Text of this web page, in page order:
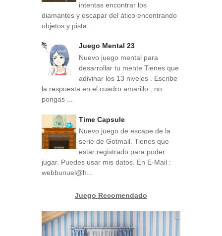
intentas encontrar los
diamantes y escapar del ático encontrando
objetos y pista...
Juego Mental 23
Nuevo juego mental para
desarrollar tu mente Tienes que
adivinar los 13 niveles . Escribe
la respuesta en el cuadro amarillo , no
pongas ...
Time Capsule
Nuevo juego de escape de la
serie de Gotmail. Tienes que
estar registrado para poder
jugar. Puedes usar mis datos. En E-Mail :
webbunuel@h...
Juego Recomendado